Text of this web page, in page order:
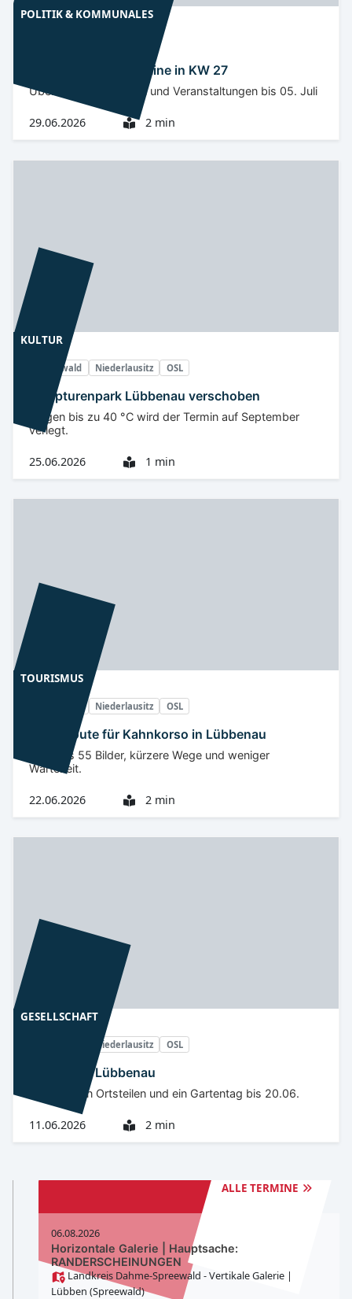
POLITIK & KOMMUNALES
Landkreis OSL: Termine in KW 27
Überblick zu Auftritten und Veranstaltungen bis 05. Juli
29.06.2026 2 min
KULTUR
Spreewald Niederlausitz OSL
Skulpturenpark Lübbenau verschoben
Wegen bis zu 40 °C wird der Termin auf September
verlegt.
25.06.2026 1 min
TOURISMUS
Niederlausitz OSL
Neue Route für Kahnkorso in Lübbenau
Mehr als 55 Bilder, kürzere Wege und weniger
Wartezeit.
22.06.2026 2 min
GESELLSCHAFT
Niederlausitz OSL
Termine in Lübbenau
Sitzungen in Ortsteilen und ein Gartentag bis 20.06.
11.06.2026 2 min
LÜBBENAU ALLE TERMINE
06.08.2026
Horizontale Galerie | Hauptsache:
RANDERSCHEINUNGEN
Landkreis Dahme-Spreewald - Vertikale Galerie |
Lübben (Spreewald)